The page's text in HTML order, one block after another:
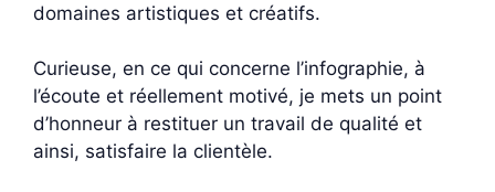
domaines artistiques et créatifs.
Curieuse, en ce qui concerne l’infographie, à
l’écoute et réellement motivé, je mets un point
d’honneur à restituer un travail de qualité et
ainsi, satisfaire la clientèle.